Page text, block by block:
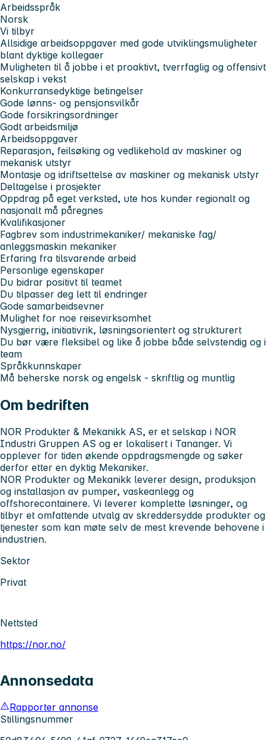
Arbeidsspråk
Norsk
Vi tilbyr
Allsidige arbeidsoppgaver med gode utviklingsmuligheter
blant dyktige kollegaer
Muligheten til å jobbe i et proaktivt, tverrfaglig og offensivt
selskap i vekst
Konkurransedyktige betingelser
Gode lønns- og pensjonsvilkår
Gode forsikringsordninger
Godt arbeidsmiljø
Arbeidsoppgaver
Reparasjon, feilsøking og vedlikehold av maskiner og
mekanisk utstyr
Montasje og idriftsettelse av maskiner og mekanisk utstyr
Deltagelse i prosjekter
Oppdrag på eget verksted, ute hos kunder regionalt og
nasjonalt må påregnes
Kvalifikasjoner
Fagbrev som industrimekaniker/ mekaniske fag/
anleggsmaskin mekaniker
Erfaring fra tilsvarende arbeid
Personlige egenskaper
Du bidrar positivt til teamet
Du tilpasser deg lett til endringer
Gode samarbeidsevner
Mulighet for noe reisevirksomhet
Nysgjerrig, initiativrik, løsningsorientert og strukturert
Du bør være fleksibel og like å jobbe både selvstendig og i
team
Språkkunnskaper
Må beherske norsk og engelsk - skriftlig og muntlig
Om bedriften
NOR Produkter & Mekanikk AS, er et selskap i NOR
Industri Gruppen AS og er lokalisert i Tananger. Vi
opplever for tiden økende oppdragsmengde og søker
derfor etter en dyktig Mekaniker.
NOR Produkter og Mekanikk leverer design, produksjon
og installasjon av pumper, vaskeanlegg og
offshorecontainere. Vi leverer komplette løsninger, og
tilbyr et omfattende utvalg av skreddersydde produkter og
tjenester som kan møte selv de mest krevende behovene i
industrien.
Sektor
Privat
Nettsted
https://nor.no/
Annonsedata
Rapporter annonse
Stillingsnummer